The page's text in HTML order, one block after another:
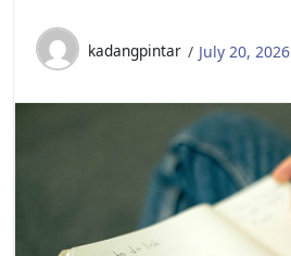
kadangpintar July 20, 2026